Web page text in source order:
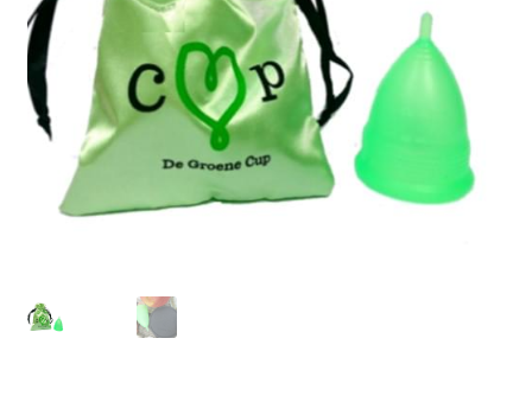
Toebehoren
Schoonmaken
Voordeelpakketten
Proefpakketten